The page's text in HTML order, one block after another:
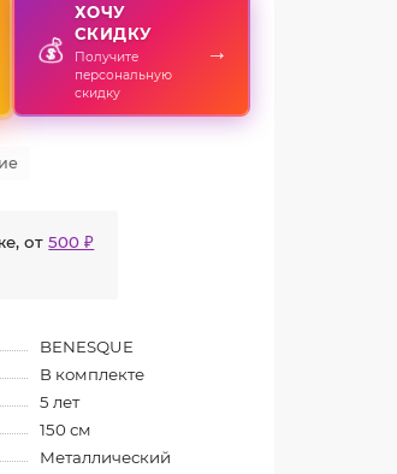
💰
ХОЧУ
СКИДКУ
Получите
персональную
скидку
→
от500 ₽
BENESQUE
В комплекте
5 лет
150 см
Металлический